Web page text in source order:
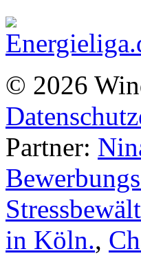
© 2026
Partner:
in Köln.,